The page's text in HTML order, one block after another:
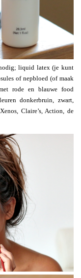
liquid latex (je kunt
of nepbloed (of maak
rode en blauwe food
donkerbruin, zwart,
Claire’s, Action, de